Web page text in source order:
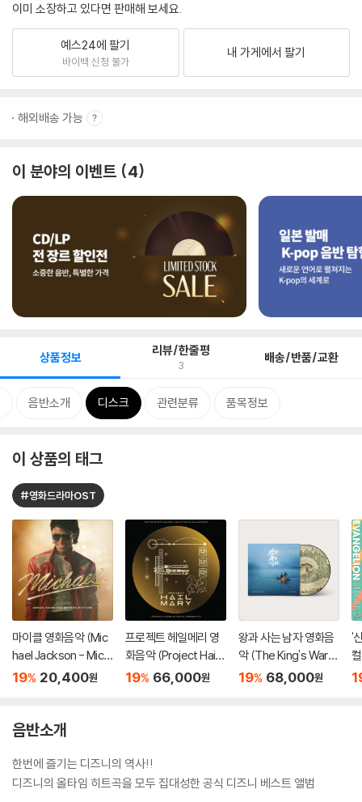
이미 소장하고 있다면 판매해 보세요.
예스24에 팔기
바이백 신청 불가
내 가게에서 팔기
해외배송 가능
이 분야의 이벤트 4
상품정보 리뷰/한줄평
3 배송/반품/교환
음반소개 디스크 관련분류 품목정보
이 상품의 태그
#영화드라마OST
마이클 영화음악 (Mic
hael Jackson - Mich
ael OST: Songs Fro
19% 20,400원
프로젝트 헤일메리 영
화음악 (Project Hail
Mary - Original Soun
19% 66,000원
왕과 사는 남자 영화음
악 (The King's Ward
en: Original Motion P
19% 68,000원
'
음반소개
한번에 즐기는 디즈니의 역사!!
디즈니의 올타임 히트곡을 모두 집대성한 공식 디즈니 베스트 앨범